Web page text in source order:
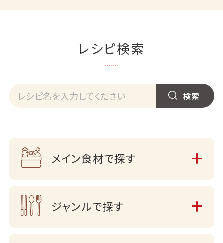
レシピ検索
メイン食材で探す
ジャンルで探す